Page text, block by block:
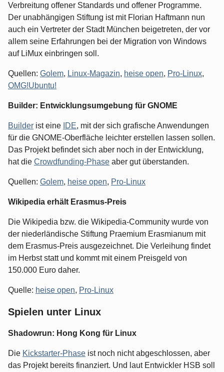
Verbreitung offener Standards und offener Programme.
Der unabhängigen Stiftung ist mit Florian Haftmann nun
auch ein Vertreter der Stadt München beigetreten, der vor
allem seine Erfahrungen bei der Migration von Windows
auf LiMux einbringen soll.
Quellen: Golem, Linux-Magazin, heise open, Pro-Linux,
OMG!Ubuntu!
Builder: Entwicklungsumgebung für GNOME
Builder ist eine IDE, mit der sich grafische Anwendungen
für die GNOME-Oberfläche leichter erstellen lassen sollen.
Das Projekt befindet sich aber noch in der Entwicklung,
hat die Crowdfunding-Phase aber gut überstanden.
Quellen: Golem, heise open, Pro-Linux
Wikipedia erhält Erasmus-Preis
Die Wikipedia bzw. die Wikipedia-Community wurde von
der niederländische Stiftung Praemium Erasmianum mit
dem Erasmus-Preis ausgezeichnet. Die Verleihung findet
im Herbst statt und kommt mit einem Preisgeld von
150.000 Euro daher.
Quelle: heise open, Pro-Linux
Spielen unter Linux
Shadowrun: Hong Kong für Linux
Die Kickstarter-Phase ist noch nicht abgeschlossen, aber
das Projekt bereits finanziert. Und laut Entwickler HSB soll